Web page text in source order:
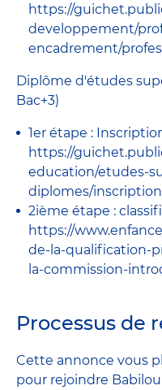
https://
developpement/
encadrement/
Diplôme d'études
Bac+3)
1er étape :
https://
education/etudes-
diplomes/
2ième étape :
https://
de-la-qualification-
la-commission-
Processus de
Cette annonce vous
pour rejoindre